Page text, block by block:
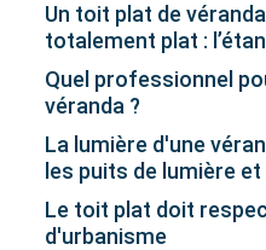
Un toit plat de
totalement plat :
Quel professionnel
véranda ?
La lumière d'une
les puits de lumière
Le toit plat doit
d'urbanisme